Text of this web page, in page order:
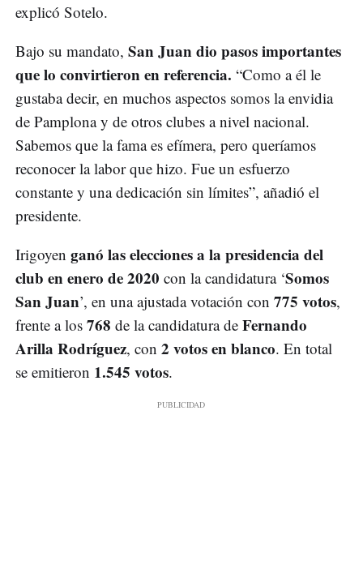
explicó Sotelo.
Bajo su mandato, San Juan dio pasos importantes
que lo convirtieron en referencia. “Como a él le
gustaba decir, en muchos aspectos somos la envidia
de Pamplona y de otros clubes a nivel nacional.
Sabemos que la fama es efímera, pero queríamos
reconocer la labor que hizo. Fue un esfuerzo
constante y una dedicación sin límites”, añadió el
presidente.
Irigoyen ganó las elecciones a la presidencia del
club en enero de 2020 con la candidatura ‘Somos
San Juan’, en una ajustada votación con 775 votos,
frente a los 768 de la candidatura de Fernando
Arilla Rodríguez, con 2 votos en blanco. En total
se emitieron 1.545 votos.